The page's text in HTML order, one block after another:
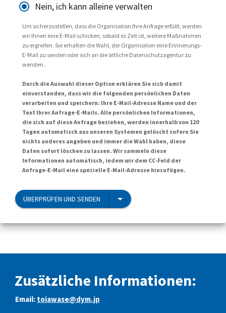
Nein, ich kann alleine verwalten
Um sicherzustellen, dass die Organisation Ihre Anfrage erfüllt, werden
wir Ihnen eine E-Mail schicken, sobald es Zeit ist, weitere Maßnahmen
zu ergreifen. Sie erhalten die Wahl, der Organisation eine Erinnerungs-
E-Mail zu senden oder sich an die örtliche Datenschutzagentur zu
wenden.
Durch die Auswahl dieser Option erklären Sie sich damit
einverstanden, dass wir die folgenden persönlichen Daten
verarbeiten und speichern: Ihre E-Mail-Adresse Name und der
Text Ihrer Anfrage-E-Mails. Alle persönlichen Informationen,
die sich auf diese Anfrage beziehen, werden innerhalb von 120
Tagen automatisch aus unseren Systemen gelöscht sofern Sie
nichts anderes angeben und immer die Wahl haben, diese
Daten sofort löschen zu lassen. Wir sammeln diese
Informationen automatisch, indem wir dem CC-Feld der
Anfrage-E-Mail eine spezielle E-Mail-Adresse hinzufügen.
ÜBERPRÜFEN UND SENDEN
Zusätzliche Informationen:
Email: toiawase@dym.jp